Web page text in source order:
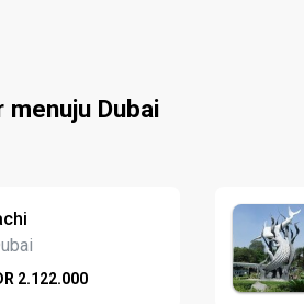
menuju Dubai
2.122.000